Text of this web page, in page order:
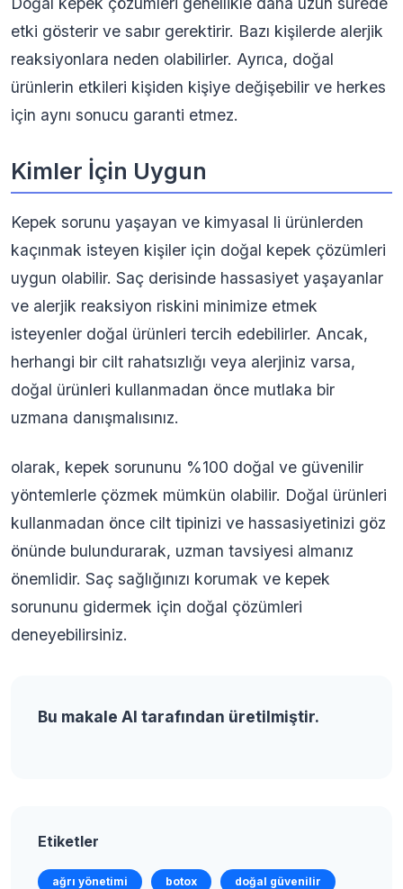
etki gösterir ve sabır gerektirir. Bazı kişilerde alerjik
reaksiyonlara neden olabilirler. Ayrıca, doğal
ürünlerin etkileri kişiden kişiye değişebilir ve herkes
için aynı sonucu garanti etmez.
Kimler İçin Uygun
Kepek sorunu yaşayan ve kimyasal li ürünlerden
kaçınmak isteyen kişiler için doğal kepek çözümleri
uygun olabilir. Saç derisinde hassasiyet yaşayanlar
ve alerjik reaksiyon riskini minimize etmek
isteyenler doğal ürünleri tercih edebilirler. Ancak,
herhangi bir cilt rahatsızlığı veya alerjiniz varsa,
doğal ürünleri kullanmadan önce mutlaka bir
uzmana danışmalısınız.
olarak, kepek sorununu %100 doğal ve güvenilir
yöntemlerle çözmek mümkün olabilir. Doğal ürünleri
kullanmadan önce cilt tipinizi ve hassasiyetinizi göz
önünde bulundurarak, uzman tavsiyesi almanız
önemlidir. Saç sağlığınızı korumak ve kepek
sorununu gidermek için doğal çözümleri
deneyebilirsiniz.
Bu makale AI tarafından üretilmiştir.
Etiketler
ağrı yönetimi botox doğal güvenilir